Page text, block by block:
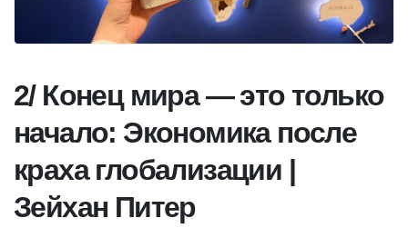
2/ Конец мира — это только
начало: Экономика после
краха глобализации |
Зейхан Питер